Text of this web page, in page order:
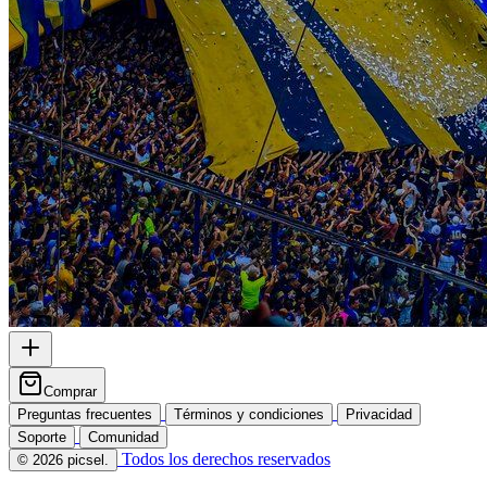
Comprar
Preguntas frecuentes
Términos y condiciones
Privacidad
Soporte
Comunidad
© 2026 picsel.
Todos los derechos reservados